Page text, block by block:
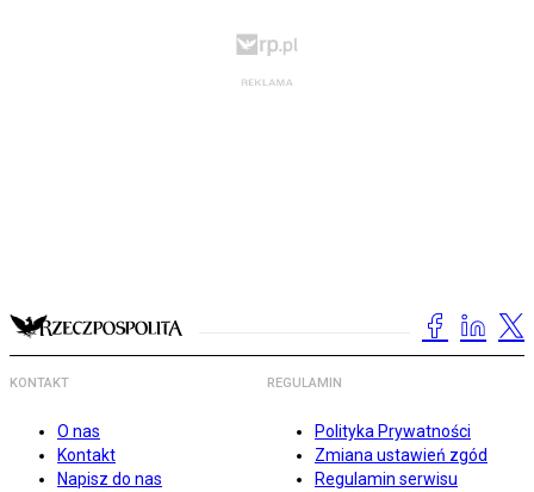
KONTAKT
O nas
Kontakt
Napisz do nas
REGULAMIN
Polityka Prywatności
Zmiana ustawień zgód
Regulamin serwisu